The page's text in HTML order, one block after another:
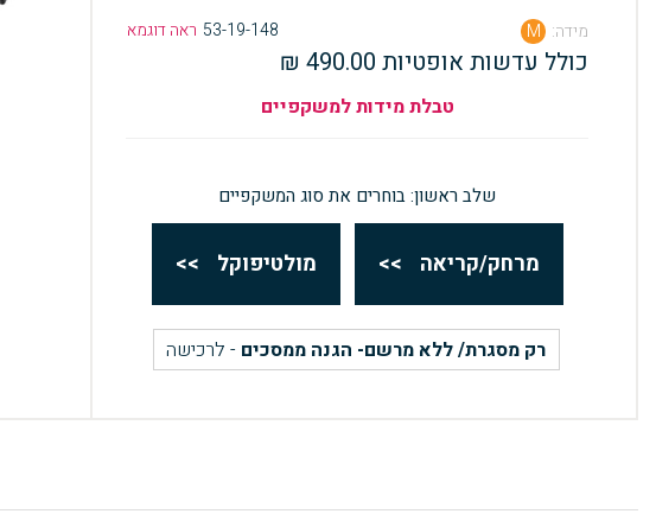
מידה: M
53-19-148 ראה דוגמא
כולל עדשות אופטיות 490.00 ₪
טבלת מידות למשקפיים
שלב ראשון: בוחרים את סוג המשקפיים
מרחק/קריאה >> מולטיפוקל >>
רק מסגרת/ ללא מרשם- הגנה ממסכים - לרכישה